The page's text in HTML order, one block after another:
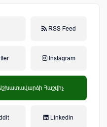
RSS Feed
Instagram
Հաշվիչ
Linkedin